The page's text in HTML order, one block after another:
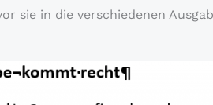
in die verschiedenen